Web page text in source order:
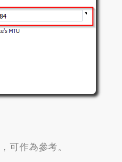
，可作為參考。